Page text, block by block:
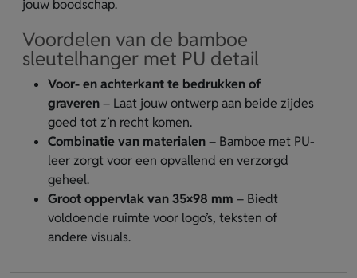
jouw boodschap.
Voordelen van de bamboe
sleutelhanger met PU detail
Voor- en achterkant te bedrukken of
graveren– Laat jouw ontwerp aan beide zijdes
goed tot z’n recht komen.
Combinatie van materialen– Bamboe met PU-
leer zorgt voor een opvallend en verzorgd
geheel.
Groot oppervlak van 35×98 mm – Biedt
voldoende ruimte voor logo’s, teksten of
andere visuals.